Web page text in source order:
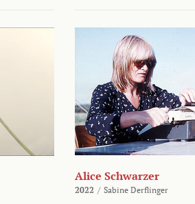
Alice Schwarzer
2022 / Sabine Derflinger